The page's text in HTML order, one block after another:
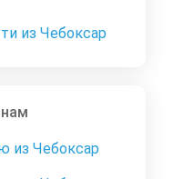
из Чебоксар
из Чебоксар